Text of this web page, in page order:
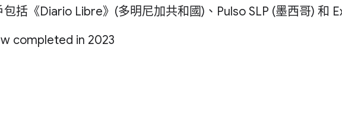
包括《Diario Libre》(多明尼加共和國)、Pulso SLP (墨西哥) 和
completed in 2023